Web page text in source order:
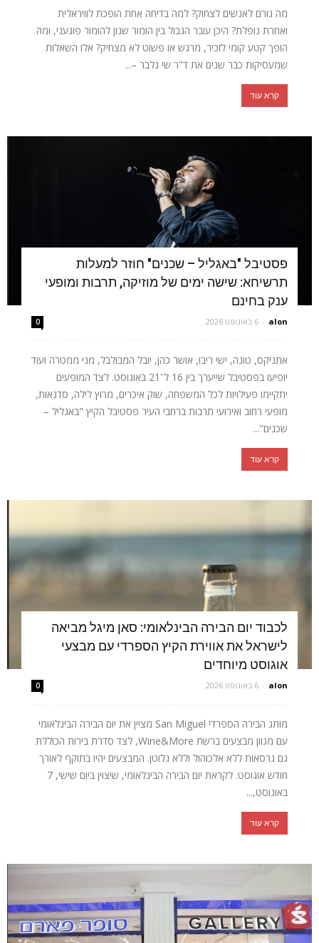
מה גורם לאנשים לצחוק? למה בדיחה אחת הופכת לוויראלית
ואחרת נופלת? היכן עובר הגבול בין הומור שנון להומור פוגעני, ומה
הופך קטע קומי לזכיר, מרגש או פשוט לא מצחיק? אלו השאלות
שמעסיקות כבר שנים את ד"ר שי גלבר –...
קרא עוד
פסטיבל "באגליל – שכנים" חוזר למעלות
תרשיחא: שישה ימים של מוזיקה, תרבות ומופעי
ענק בחינם
alon
- 6 באוגוסט 2026 0
אתניקס, טונה, ישי ריבו, אושר כהן, יובל המבולבל, מני ממטרה ועוד
יופיעו בפסטיבל שייערך בין 16 ל־21 באוגוסט. לצד המופעים
יתקיימו פעילויות לכל המשפחה, שוק איכרים, מרוץ לילה, סדנאות,
מופעי רחוב ואירועי תרבות ברחבי העיר פסטיבל הקיץ "באגליל –
שכנים"...
קרא עוד
לכבוד יום הבירה הבינלאומי: סאן מיגל מביאה
לישראל את אווירת הקיץ הספרדי עם מבצעי
אוגוסט מיוחדים
alon
- 6 באוגוסט 2026 0
מותג הבירה הספרדי San Miguel מציין את יום הבירה הבינלאומי
עם מגוון מבצעים ברשת Wine&More, לצד סדרת בירות הכוללת
גם גרסאות ללא אלכוהול וללא גלוטן. המבצעים יהיו בתוקף לאורך
חודש אוגוסט. לקראת יום הבירה הבינלאומי, שיצוין ביום שישי, 7
באוגוסט,...
קרא עוד